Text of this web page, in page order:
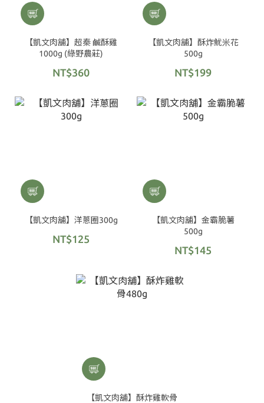
【凱文肉舖】超秦 鹹酥雞
1000g (綠野農莊)
NT$360
【凱文肉舖】酥炸魷米花
500g
NT$199
【凱文肉舖】洋蔥圈300g
NT$125
【凱文肉舖】金霸脆薯
500g
NT$145
【凱文肉舖】酥炸雞軟骨